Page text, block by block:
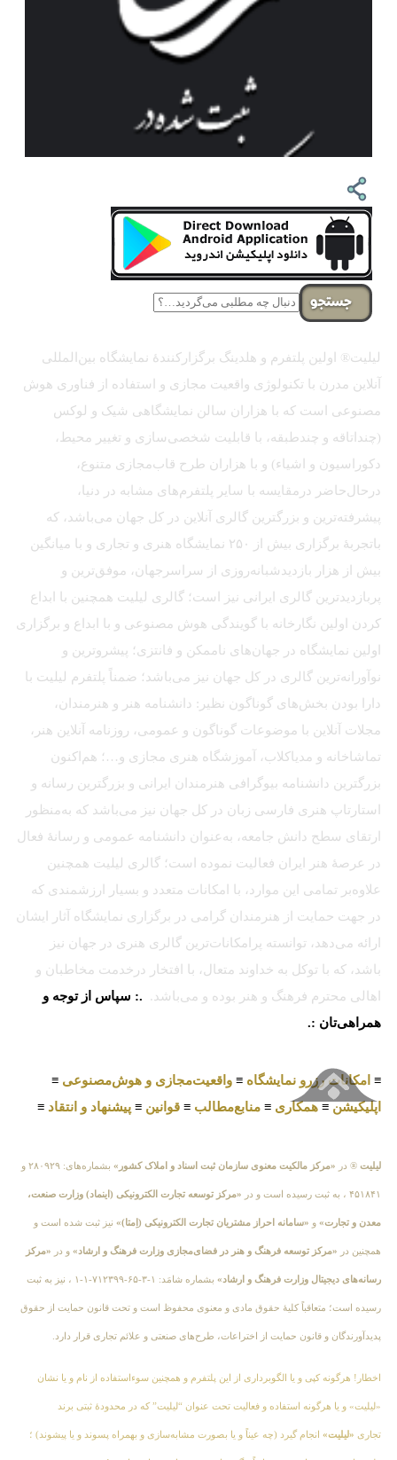
جستجو
لیلیت® اولین پلتفرم و هلدینگ برگزارکنندهٔ نمایشگاه بین‌المللی
آنلاین مدرن با تکنولوژی واقعیت مجازی و استفاده از فناوری هوش
مصنوعی است که با هزاران سالن نمایشگاهی شیک و لوکس
(چنداتاقه و چندطبقه، با قابلیت شخصی‌سازی و تغییر محیط،
دکوراسیون و اشیاء) و با هزاران طرح قاب‌مجازی متنوع،
درحال‌حاضر درمقایسه با سایر پلتفرم‌های مشابه در دنیا،
پیشرفته‌ترین و بزرگترین گالری آنلاین در کل جهان می‌باشد، که
باتجربهٔ برگزاری بیش از ۲۵۰ نمایشگاه هنری و تجاری و با میانگین
بیش از هزار بازدیدشبانه‌روزی از سراسرجهان، موفق‌ترین و
پربازدیدترین گالری ایرانی نیز است؛ گالری لیلیت همچنین با ابداع
کردن اولین نگارخانه با گویندگی هوش مصنوعی و با ابداع و برگزاری
اولین نمایشگاه در جهان‌های ناممکن و فانتزی؛ پیشروترین و
نوآورانه‌ترین گالری در کل جهان نیز می‌باشد؛ ضمناً پلتفرم لیلیت با
دارا بودن بخش‌های گوناگون نظیر: دانشنامه هنر و هنرمندان،
مجلات آنلاین با موضوعات گوناگون و عمومی، روزنامه آنلاین هنر،
تماشاخانه و مدیاکلاب، آموزشگاه هنری مجازی و…؛ هم‌اکنون
بزرگترین دانشنامه بیوگرافی هنرمندان ایرانی و بزرگترین رسانه و
استارتاپ هنری فارسی زبان در کل جهان نیز می‌باشد که به‌منظور
ارتقای سطح دانش جامعه، به‌عنوان دانشنامه عمومی و رسانهٔ فعال
در عرصهٔ هنر ایران فعالیت نموده است؛ گالری لیلیت همچنین
علاوه‌بر تمامی این موارد، با امکانات متعدد و بسیار ارزشمندی که
در جهت حمایت از هنرمندان گرامی در برگزاری نمایشگاه آثار ایشان
ارائه می‌دهد، توانسته پرامکانات‌ترین گالری هنری در جهان نیز
باشد، که با توکل به خداوند متعال، با افتخار درخدمت مخاطبان و
اهالی محترم فرهنگ و هنر بوده و می‌باشد. .: سپاس از توجه و
همراهی‌تان :.
≡ امکانات رزرو نمایشگاه ≡ واقعیت‌مجازی و هوش‌مصنوعی ≡
اپلیکیشن≡همکاری ≡ منابع‌مطالب ≡ قوانین ≡ پیشنهاد و انتقاد ≡
لیلیت ® در «مرکز مالکیت معنوی سازمان ثبت اسناد و املاک کشور» بشماره‌های: ۲۸۰۹۲۹ و
۴۵۱۸۴۱ ، به ثبت رسیده است و در «مرکز توسعه تجارت الکترونیکی (اینماد) وزارت صنعت،
معدن و تجارت» و «سامانه احراز مشتریان تجارت الکترونیکی (اِمتا)» نیز ثبت شده است و
همچنین در «مرکز توسعه فرهنگ و هنر در فضای‌مجازی وزارت فرهنگ و ارشاد» و در «مرکز
رسانه‌های دیجیتال وزارت فرهنگ و ارشاد» بشماره شامَد: ۱-۳-۶۵-۷۱۲۳۹۹-۱-۱ ، نیز به ثبت
رسیده است؛ متعاقباً کلیهٔ حقوق مادی و معنوی محفوظ است و تحت قانون حمایت از حقوق
پدیدآورندگان و قانون حمایت از اختراعات، طرح‌های صنعتی و علائم تجاری قرار دارد.
اخطار! هرگونه کپی و یا الگوبرداری از این پلتفرم و همچنین سوءاستفاده از نام و یا نشان
«لیلیت» و یا هرگونه استفاده و فعالیت تحت عنوان “لیلیت” که در محدودهٔ ثبتی برند
تجاری «لیلیت» انجام گیرد (چه عیناً و یا بصورت مشابه‌سازی و بهمراه پسوند و یا پیشوند) ؛